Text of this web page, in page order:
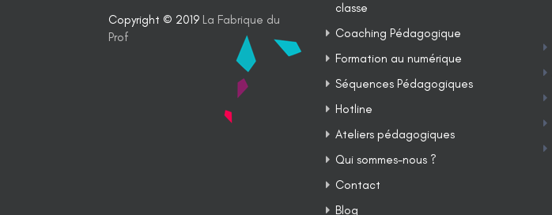
Copyright © 2019 La Fabrique du
Prof
classe
Coaching Pédagogique
Formation au numérique
Séquences Pédagogiques
Hotline
Ateliers pédagogiques
Qui sommes-nous ?
Contact
Blog